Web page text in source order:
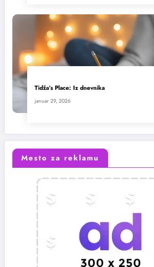
Tidža’s Place: Iz dnevnika
januar 29, 2026
Mesto za reklamu